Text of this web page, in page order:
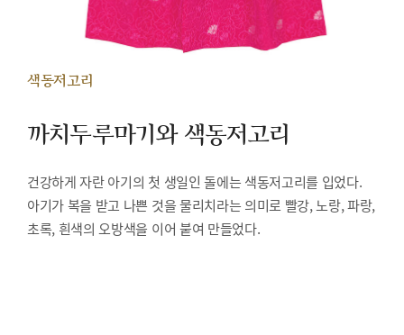
색동저고리
까치두루마기와 색동저고리
건강하게 자란 아기의 첫 생일인 돌에는 색동저고리를 입었다.
아기가 복을 받고 나쁜 것을 물리치라는 의미로 빨강, 노랑, 파랑,
초록, 흰색의 오방색을 이어 붙여 만들었다.